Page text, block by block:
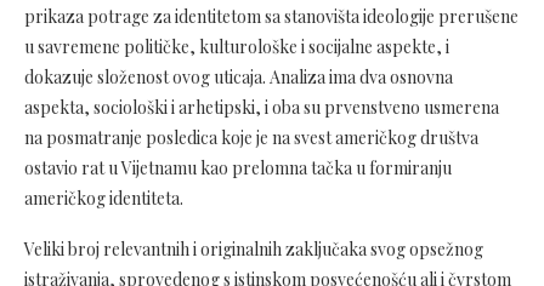
prikaza potrage za identitetom sa stanovišta ideologije prerušene
u savremene političke, kulturološke i socijalne aspekte, i
dokazuje složenost ovog uticaja. Analiza ima dva osnovna
aspekta, sociološki i arhetipski, i oba su prvenstveno usmerena
na posmatranje posledica koje je na svest američkog društva
ostavio rat u Vijetnamu kao prelomna tačka u formiranju
američkog identiteta.
Veliki broj relevantnih i originalnih zaključaka svog opsežnog
istraživanja, sprovedenog s istinskom posvećenošću ali i čvrstom